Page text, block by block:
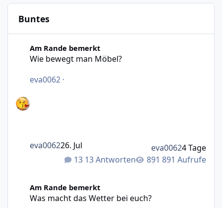
Buntes
Am Rande bemerkt
Wie bewegt man Möbel?
eva0062 ·
13 Antworten 891 Aufrufe
eva006226. Jul eva00624 Tage
Am Rande bemerkt
Was macht das Wetter bei euch?